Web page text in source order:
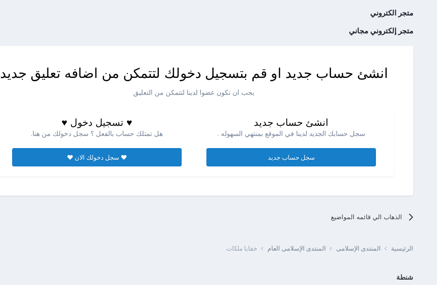
متجر الكتروني
متجر إلكتروني مجاني
انشئ حساب جديد او قم بتسجيل دخولك لتتمكن من اضافه تعليق جديد
يجب ان تكون عضوا لدينا لتتمكن من التعليق
انشئ حساب جديد
سجل حسابك الجديد لدينا في الموقع بمنتهي السهوله .
سجل حساب جديد
♥ تسجيل دخول ♥
هل تمتلك حساب بالفعل ؟ سجل دخولك من هنا.
♥ سجل دخولك الان ♥
الذهاب الي قائمه المواضيع
الرئيسية المنتدى الإسلامى المنتدى الإسلامى العام خفايا ملكات
شنطة